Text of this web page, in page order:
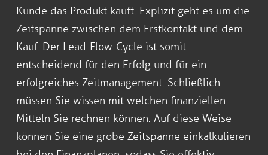
Kunde das Produkt kauft. Explizit geht es um die
Zeitspanne zwischen dem Erstkontakt und dem
Kauf. Der Lead-Flow-Cycle ist somit
entscheidend für den Erfolg und für ein
erfolgreiches Zeitmanagement. Schließlich
müssen Sie wissen mit welchen finanziellen
Mitteln Sie rechnen können. Auf diese Weise
können Sie eine grobe Zeitspanne einkalkulieren